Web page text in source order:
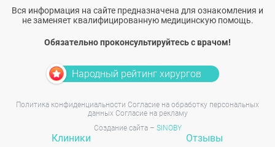
Вся информация на сайте предназначена для ознакомления и
не заменяет квалифицированную медицинскую помощь.
Обязательно проконсультируйтесь с врачом!
Народный рейтинг хирургов
Политика конфиденциальности Согласие на обработку персональных
данных Согласие на рекламу
Создание сайта – SINOBY
Клиники
Отзывы